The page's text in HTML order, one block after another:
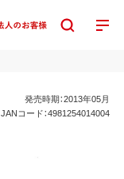
発売時期：2013年05月
JANコード：4981254014004